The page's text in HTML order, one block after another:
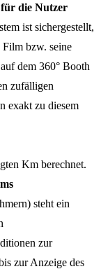
die Nutzer
ist sichergestellt,
Film bzw. seine
dem 360° Booth
zufälligen
exakt zu diesem
Km berechnet.
steht ein
zur
zur Anzeige des